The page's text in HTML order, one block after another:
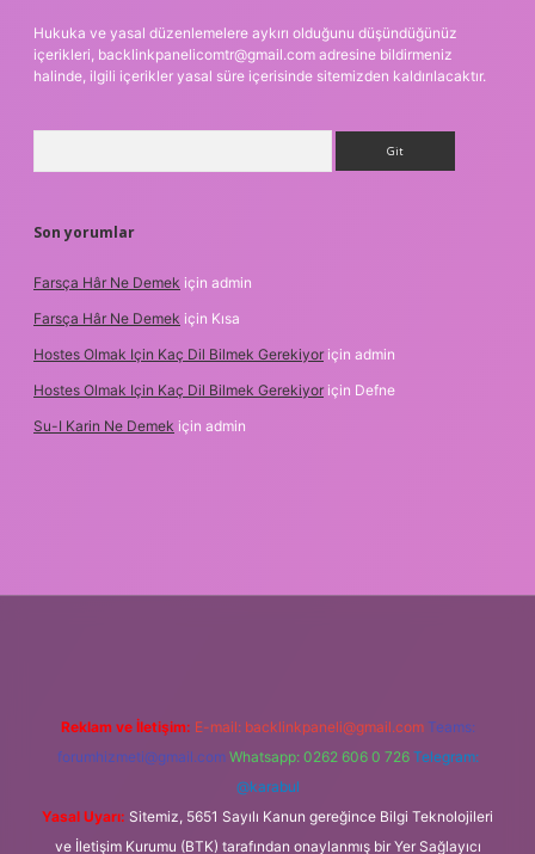
Hukuka ve yasal düzenlemelere aykırı olduğunu düşündüğünüz
içerikleri, backlinkpanelicomtr@gmail.com adresine bildirmeniz
halinde, ilgili içerikler yasal süre içerisinde sitemizden kaldırılacaktır.
Son yorumlar
Farsça Hâr Ne Demek için admin
Farsça Hâr Ne Demek için Kısa
Hostes Olmak Için Kaç Dil Bilmek Gerekiyor için admin
Hostes Olmak Için Kaç Dil Bilmek Gerekiyor için Defne
Su-I Karin Ne Demek için admin
Reklam ve İletişim: E-mail: backlinkpaneli@gmail.com Teams:
forumhizmeti@gmail.com Whatsapp: 0262 606 0 726 Telegram:
@karabul
Yasal Uyarı: Sitemiz, 5651 Sayılı Kanun gereğince Bilgi Teknolojileri
ve İletişim Kurumu (BTK) tarafından onaylanmış bir Yer Sağlayıcı